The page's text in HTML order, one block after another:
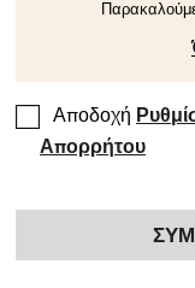
Αποδοχή
Απορρήτου